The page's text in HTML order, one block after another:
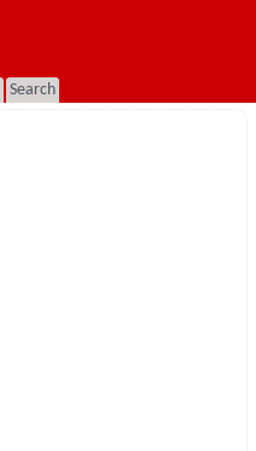
Search